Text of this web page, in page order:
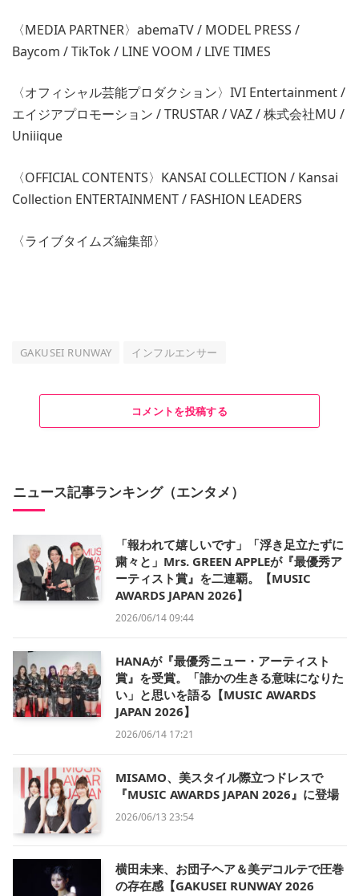
〈MEDIA PARTNER〉abemaTV / MODEL PRESS /
Baycom / TikTok / LINE VOOM / LIVE TIMES
〈オフィシャル芸能プロダクション〉IVI Entertainment /
エイジアプロモーション / TRUSTAR / VAZ / 株式会社MU /
Uniiique
〈OFFICIAL CONTENTS〉KANSAI COLLECTION / Kansai
Collection ENTERTAINMENT / FASHION LEADERS
〈ライブタイムズ編集部〉
GAKUSEI RUNWAY インフルエンサー
コメントを投稿する
ニュース記事ランキング（エンタメ）
「報われて嬉しいです」「浮き足立たずに
粛々と」Mrs. GREEN APPLEが『最優秀ア
ーティスト賞』を二連覇。【MUSIC
AWARDS JAPAN 2026】
2026/06/14 09:44
HANAが『最優秀ニュー・アーティスト
賞』を受賞。「誰かの生きる意味になりた
い」と思いを語る【MUSIC AWARDS
JAPAN 2026】
2026/06/14 17:21
MISAMO、美スタイル際立つドレスで
『MUSIC AWARDS JAPAN 2026』に登場
2026/06/13 23:54
横田未来、お団子ヘア＆美デコルテで圧巻
の存在感【GAKUSEI RUNWAY 2026